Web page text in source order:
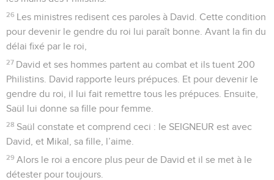
26 Les ministres redisent ces paroles à David. Cette condition
pour devenir le gendre du roi lui paraît bonne. Avant la fin du
délai fixé par le roi,
27 David et ses hommes partent au combat et ils tuent 200
Philistins. David rapporte leurs prépuces. Et pour devenir le
gendre du roi, il lui fait remettre tous les prépuces. Ensuite,
Saül lui donne sa fille pour femme.
28 Saül constate et comprend ceci : le SEIGNEUR est avec
David, et Mikal, sa fille, l’aime.
29 Alors le roi a encore plus peur de David et il se met à le
détester pour toujours.